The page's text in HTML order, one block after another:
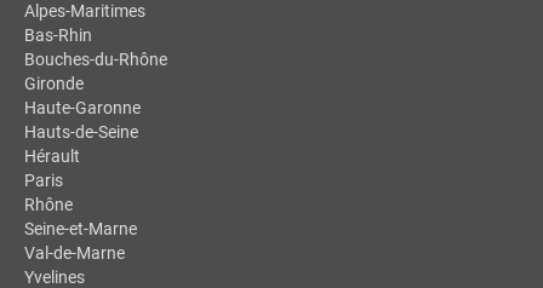
Alpes-Maritimes
Bas-Rhin
Bouches-du-Rhône
Gironde
Haute-Garonne
Hauts-de-Seine
Hérault
Paris
Rhône
Seine-et-Marne
Val-de-Marne
Yvelines